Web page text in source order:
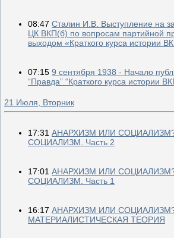
08:47 Сталин И.В. Выступление на
ЦК ВКП(б) по вопросам партийной
выходом «Краткого курса истории
07:15 9 cентября 1938 - Начало
“Правда” “Краткого курса истории
21 Июля, Вторник
17:31 АНАРХИЗМ ИЛИ
СОЦИАЛИЗМ. Часть 2
17:01 АНАРХИЗМ ИЛИ
СОЦИАЛИЗМ. Часть 1
16:17 АНАРХИЗМ ИЛИ СОЦИАЛИЗМ?
МАТЕРИАЛИСТИЧЕСКАЯ ТЕОРИЯ